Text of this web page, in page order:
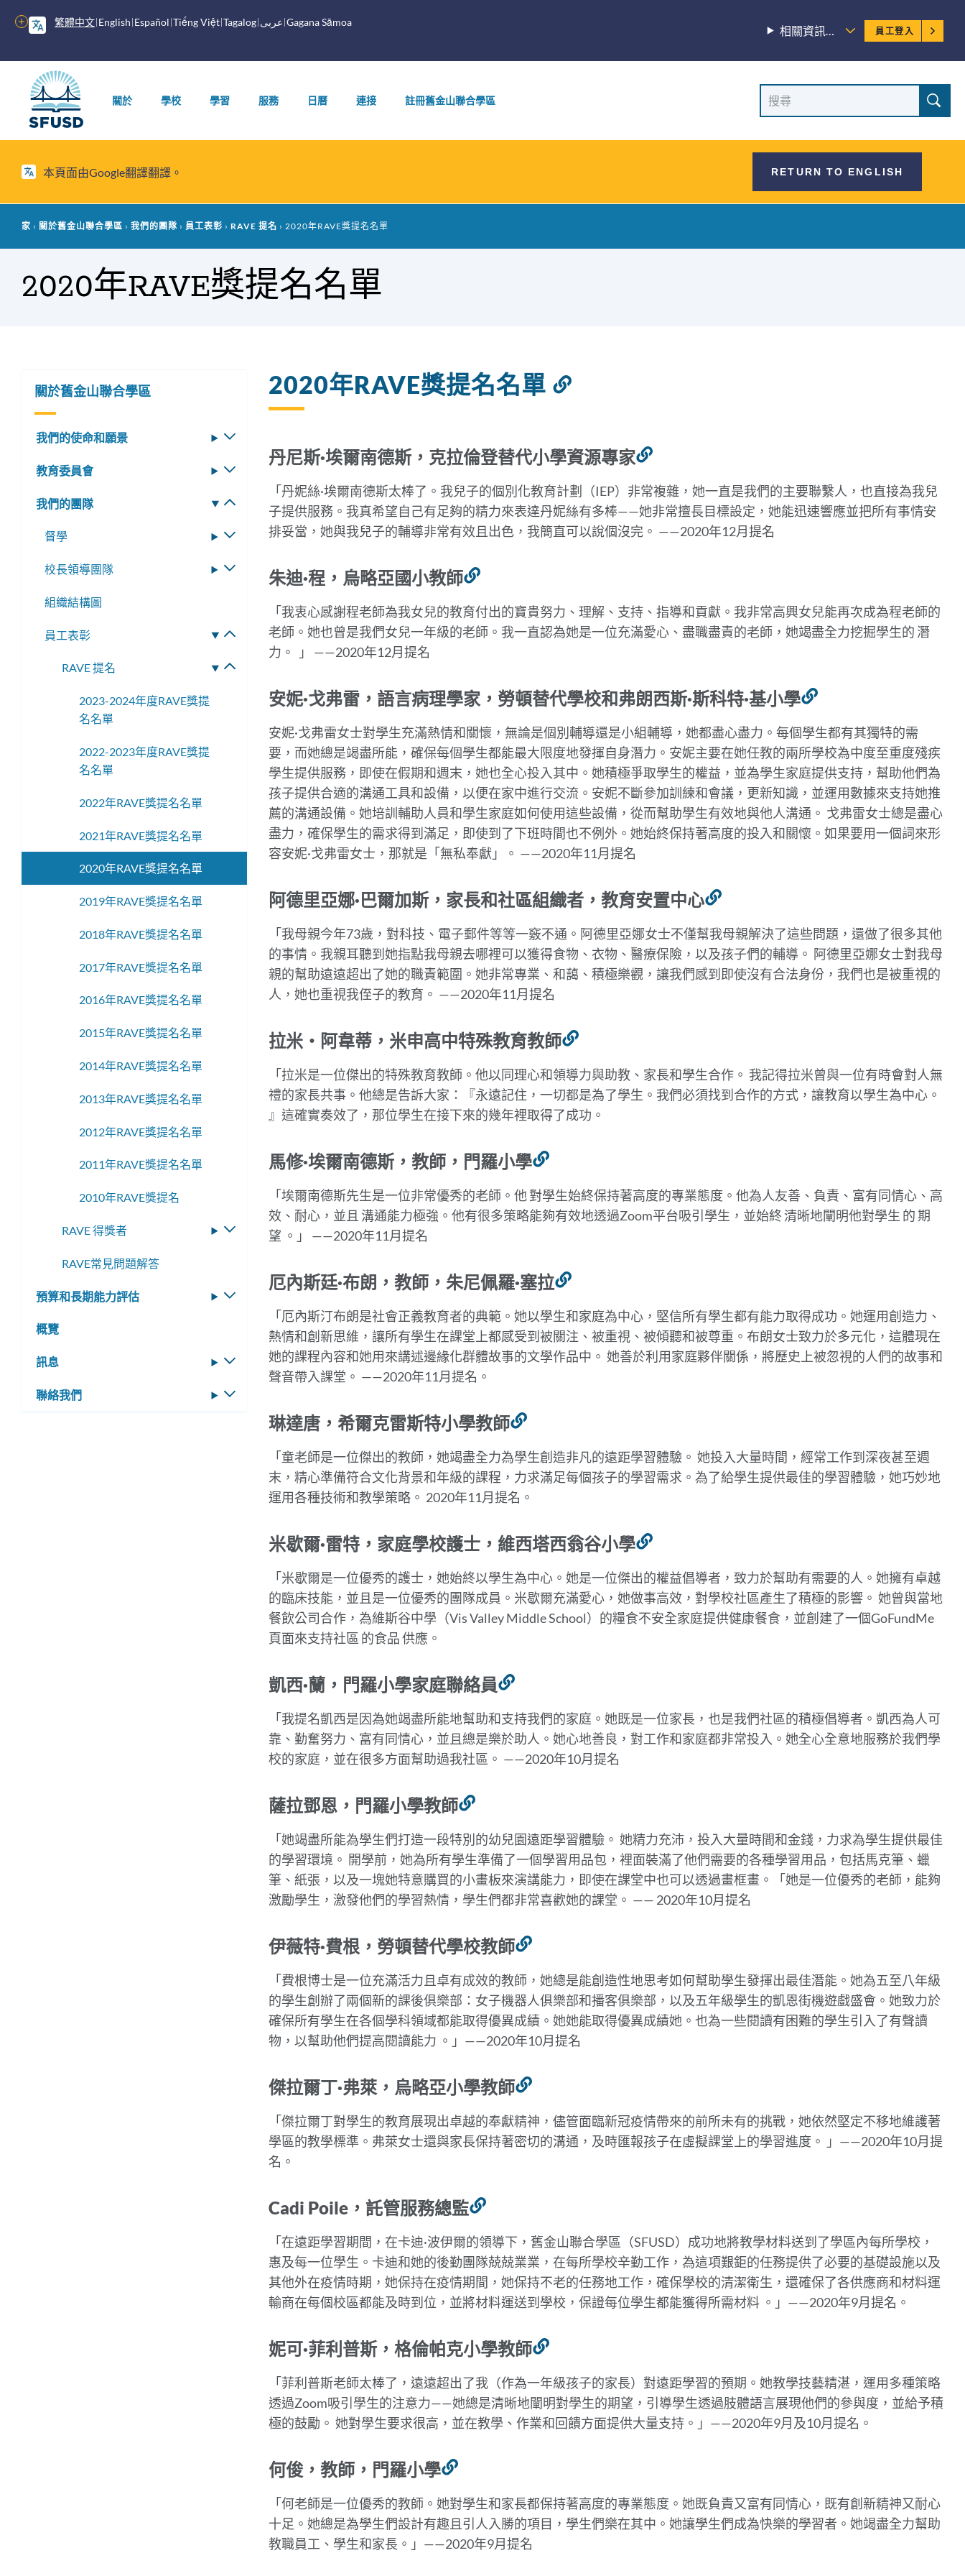
容
繁體中文 English Español Tiếng Việt Tagalog عربى Gagana Sāmoa
更
選
相關資訊…
員
工
選
單
員工登入
選
單
關於 學校 學習 服務 日曆 連接 註冊舊金山聯合學區
網
搜
尋
搜
本頁面由Google翻譯翻譯。
RETURN TO ENGLISH
麵
屑
家 關於舊金山聯合學區 我們的團隊 員工表彰 RAVE 提名 2020年RAVE獎提名名單
2020年RAVE獎提名名單
2020年RAVE獎提名名單
連
此
部
分
丹尼斯·埃爾南德斯，克拉倫登替代小學資源專家
連
到
此
「丹妮絲·埃爾南德斯太棒了。我兒子的個別化教育計劃（IEP）非常複雜，她一直是我們的主要聯繫人，也直接為我兒
子提供服務。我真希望自己有足夠的精力來表達丹妮絲有多棒——她非常擅長目標設定，她能迅速響應並把所有事情安
排妥當，她與我兒子的輔導非常有效且出色，我簡直可以說個沒完。 ——2020年12月提名
朱迪·程，烏略亞國小教師
連
到
此
「我衷心感謝程老師為我女兒的教育付出的寶貴努力、理解、支持、指導和貢獻。我非常高興女兒能再次成為程老師的
老師。她也曾是我們女兒一年級的老師。我一直認為她是一位充滿愛心、盡職盡責的老師，她竭盡全力挖掘學生的 潛
力 。 」 ——2020年12月提名
安妮·戈弗雷，語言病理學家，勞頓替代學校和弗朗西斯·斯科特·基小學
連
到
此
部
分
安妮·戈弗雷女士對學生充滿熱情和關懷，無論是個別輔導還是小組輔導，她都盡心盡力。每個學生都有其獨特的需
要，而她總是竭盡所能，確保每個學生都能最大限度地發揮自身潛力。安妮主要在她任教的兩所學校為中度至重度殘疾
學生提供服務，即使在假期和週末，她也全心投入其中。她積極爭取學生的權益，並為學生家庭提供支持，幫助他們為
孩子提供合適的溝通工具和設備，以便在家中進行交流。安妮不斷參加訓練和會議，更新知識，並運用數據來支持她推
薦的溝通設備。她培訓輔助人員和學生家庭如何使用這些設備，從而幫助學生有效地與他人溝通。 戈弗雷女士總是盡心
盡力，確保學生的需求得到滿足，即使到了下班時間也不例外。她始終保持著高度的投入和關懷。如果要用一個詞來形
容安妮·戈弗雷女士，那就是「無私奉獻」。 ——2020年11月提名
阿德里亞娜·巴爾加斯，家長和社區組織者，教育安置中心
連
到
此
部
「我母親今年73歲，對科技、電子郵件等等一竅不通。阿德里亞娜女士不僅幫我母親解決了這些問題，還做了很多其他
的事情。我親耳聽到她指點我母親去哪裡可以獲得食物、衣物、醫療保險，以及孩子們的輔導。 阿德里亞娜女士對我母
親的幫助遠遠超出了她的職責範圍。她非常專業、和藹、積極樂觀，讓我們感到即使沒有合法身份，我們也是被重視的
人，她也重視我侄子的教育 。 ——2020年11月提名
拉米‧阿韋蒂，米申高中特殊教育教師
連
到
此
部
「拉米是一位傑出的特殊教育教師。他以同理心和領導力與助教、家長和學生合作。 我記得拉米曾與一位有時會對人無
禮的家長共事。他總是告訴大家：『永遠記住，一切都是為了學生。我們必須找到合作的方式，讓教育以學生為中心。
』 這確實奏效了，那位學生在接下來的幾年裡取得了成功 。
馬修·埃爾南德斯，教師，門羅小學
連
到
此
分
「埃爾南德斯先生是一位非常優秀的老師。他對學生始終保持著高度的專業態度。他為人友善、負責、富有同情心、高
效、耐心，並且 溝通能力極強。他有很多策略能夠有效地透過Zoom平台吸引學生，並始終清晰地闡明他對學生 的期
望 。 」 ——2020年11月提名
厄內斯廷·布朗，教師，朱尼佩羅·塞拉
連
到
此
部
「厄內斯汀布朗是社會正義教育者的典範。她以學生和家庭為中心，堅信所有學生都有能力取得成功。她運用創造力、
熱情和創新思維，讓所有學生在課堂上都感受到被關注、被重視、被傾聽和被尊重。布朗女士致力於多元化，這體現在
她的課程內容和她用來講述邊緣化群體故事的文學作品中。 她善於利用家庭夥伴關係，將歷史上被忽視的人們的故事和
聲音帶入課堂 。 ——2020年11月提名。
琳達唐，希爾克雷斯特小學教師
連
到
此
分
「童老師是一位傑出的教師，她竭盡全力為學生創造非凡的遠距學習體驗。 她投入大量時間，經常工作到深夜甚至週
末，精心準備符合文化背景和年級的課程，力求滿足每個孩子的學習需求。為了給學生提供最佳的學習體驗，她巧妙地
運用各種技術和教學策略。 2020年11月提名。
米歇爾·雷特，家庭學校護士，維西塔西翁谷小學
連
到
此
部
「米歇爾是一位優秀的護士，她始終以學生為中心。她是一位傑出的權益倡導者，致力於幫助有需要的人。她擁有卓越
的臨床技能，並且是一位優秀的團隊成員。米歇爾充滿愛心，她做事高效，對學校社區產生了積極的影響。 她曾與當地
餐飲公司合作，為維斯谷中學（Vis Valley Middle School）的糧食不安全家庭提供健康餐食，並創建了一個GoFundMe
頁面來支持社區 的食品供應。
凱西·蘭，門羅小學家庭聯絡員
連
到
此
部
「我提名凱西是因為她竭盡所能地幫助和支持我們的家庭。她既是一位家長，也是我們社區的積極倡導者。凱西為人可
靠、勤奮努力、富有同情心，並且總是樂於助人。她心地善良，對工作和家庭都非常投入。她全心全意地服務於我們學
校的家庭，並在很多方面幫助過我社區。 ——2020年10月提名
薩拉鄧恩，門羅小學教師
連
到
此
部
分
「她竭盡所能為學生們打造一段特別的幼兒園遠距學習體驗。 她精力充沛，投入大量時間和金錢，力求為學生提供最佳
的學習環境。 開學前，她為所有學生準備了一個學習用品包，裡面裝滿了他們需要的各種學習用品，包括馬克筆、蠟
筆、紙張，以及一塊她特意購買的小畫板來演講能力，即使在課堂中也可以透​​過畫框畫。
「她是一位優秀的老師，能夠
激勵學生，激發他們的學習熱情，學生們都非常喜歡她的課堂。 —— 2020年10月提名
伊薇特·費根，勞頓替代學校教師
連
到
此
部
分
「費根博士是一位充滿活力且卓有成效的教師，她總是能創造性地思考如何幫助學生發揮出最佳潛能。她為五至八年級
的學生創辦了兩個新的課後俱樂部：女子機器人俱樂部和播客俱樂部，以及五年級學生的凱恩街機遊戲盛會。她致力於
確保所有學生在各個學科領域都能取得優異成績。她她能取得優異成績她。也為一些閱讀有困難的學生引入了有聲讀
物，以幫助他們提高閱讀能力 。 」——2020年10月提名
傑拉爾丁·弗萊，烏略亞小學教師
連
到
此
「傑拉爾丁對學生的教育展現出卓越的奉獻精神，儘管面臨新冠疫情帶來的前所未有的挑戰，她依然堅定不移地維護著
學區的教學標準。弗萊女士還與家長保持著密切的溝通，及時匯報孩子在虛擬課堂上的學習進度。
」——2020年10月提
名。
Cadi Poile，託管服務總監
連
到
此
部
分
「在遠距學習期間，在卡迪·波伊爾的領導下，舊金山聯合學區（SFUSD）成功地將教學材料送到了學區內每所學校，
惠及每一位學生。卡迪和她的後勤團隊兢兢業業，在每所學校辛勤工作，為這項艱鉅的任務提供了必要的基礎設施以及
其他外在疫情時期，她保持在疫情期間，她保持不老的任務地工作，確保學校的清潔衛生，還確保了各供應商和材料運
輸商在每個校區都能及時到位，並將材料運送到學校，保證每位學生都能獲得所需材料 。 」——2020年9月提名。
妮可·菲利普斯，格倫帕克小學教師
連
到
此
部
「菲利普斯老師太棒了，遠遠超出了我（作為一年級孩子的家長）對遠距學習的預期。她教學技藝精湛，運用多種策略
透過Zoom吸引學生的注意力——她總是清晰地闡明對學生的期望，引導學生透過肢體語言展現他們的參與度，並給予積
極的鼓勵。 她對學生要求很高，並在教學、作業和回饋方面提供大量支持。 」——2020年9月及10月提名。
何俊，教師，門羅小學
連
到
此
部
「何老師是一位優秀的教師。她對學生和家長都保持著高度的專業態度。她既負責又富有同情心，既有創新精神又耐心
十足。她總是為學生們設計有趣且引人入勝的項目，學生們樂在其中。她讓學生們成為快樂的學習者。她竭盡全力幫助
教職員工、學生和家長。 」——2020年9月提名
關於舊金山聯合學區
我們的使命和願景
切
單
教育委員會
切
子
我們的團隊
切
督學
切
校長領導團隊
切
單
組織結構圖
員工表彰
切
子
RAVE 提名
切
2023-2024年度RAVE獎提
名名單
2022-2023年度RAVE獎提
名名單
2022年RAVE獎提名名單
2021年RAVE獎提名名單
2020年RAVE獎提名名單
2019年RAVE獎提名名單
2018年RAVE獎提名名單
2017年RAVE獎提名名單
2016年RAVE獎提名名單
2015年RAVE獎提名名單
2014年RAVE獎提名名單
2013年RAVE獎提名名單
2012年RAVE獎提名名單
2011年RAVE獎提名名單
2010年RAVE獎提名
RAVE 得獎者
切
RAVE常見問題解答
預算和長期能力評估
切
概覽
訊息
切
聯絡我們
切